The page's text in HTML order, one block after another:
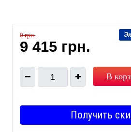
0 грн.
9 415 грн.
1 В
Получить